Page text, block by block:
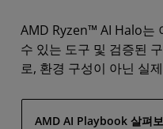
AMD Ryzen™ AI Halo는
수 있는 도구 및 검증된
로, 환경 구성이 아닌 실
AMD AI Playbook 살펴